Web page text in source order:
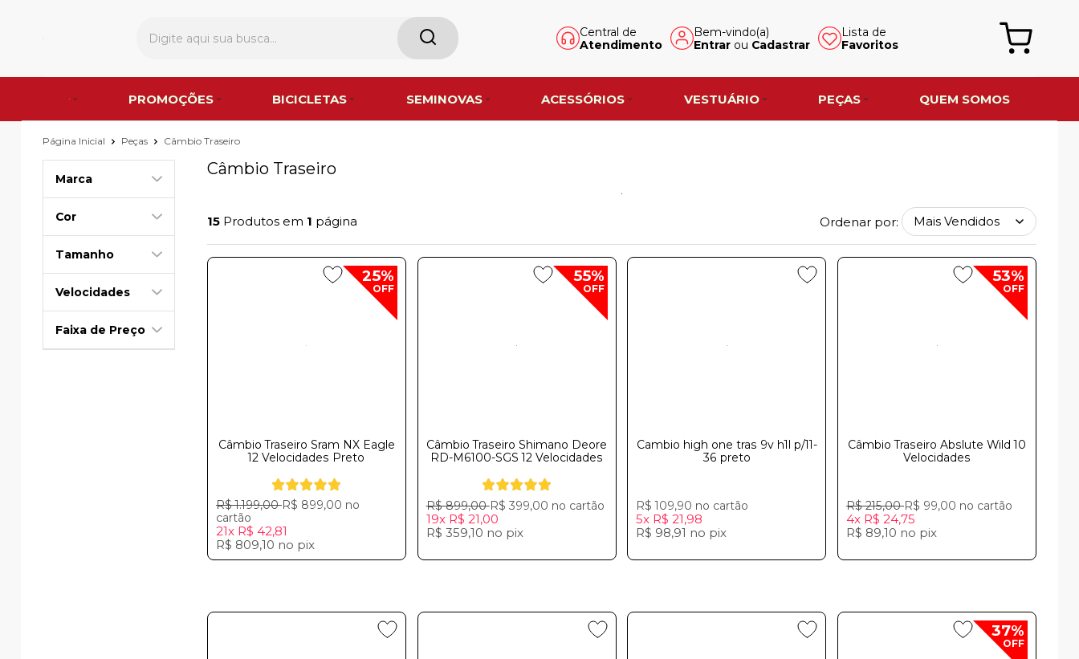
Central de
Atendimento
Bem-vindo(a)
Entrarou Cadastrar
Lista de
Favoritos
PROMOÇÕES BICICLETAS SEMINOVAS ACESSÓRIOS VESTUÁRIO PEÇAS QUEM SOMOS
Página Inicial Peças Câmbio Traseiro
Marca
Cor
Tamanho
Velocidades
Faixa de Preço
Câmbio Traseiro
15 Produtos em 1 página Ordenar por:
25%
OFF
Câmbio Traseiro Sram NX Eagle
12 Velocidades Preto
R$ 1.199,00R$ 899,00 no
cartão
21x R$ 42,81
R$ 809,10 no pix
55%
OFF
Câmbio Traseiro Shimano Deore
RD-M6100-SGS 12 Velocidades
R$ 899,00R$ 399,00 no cartão
19x R$ 21,00
R$ 359,10 no pix
Cambio high one tras 9v h1l p/11-
36 preto
R$ 109,90 no cartão
5x R$ 21,98
R$ 98,91 no pix
53%
OFF
Câmbio Traseiro Abslute Wild 10
Velocidades
R$ 215,00R$ 99,00 no cartão
4x R$ 24,75
R$ 89,10 no pix
37%
OFF